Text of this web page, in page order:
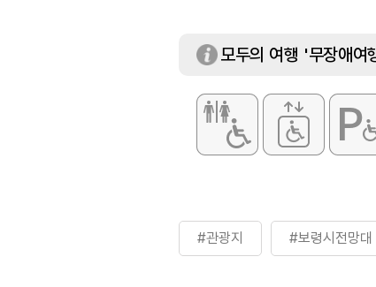
모두의 여행 '무장애여
#관광지 #보령시전망대